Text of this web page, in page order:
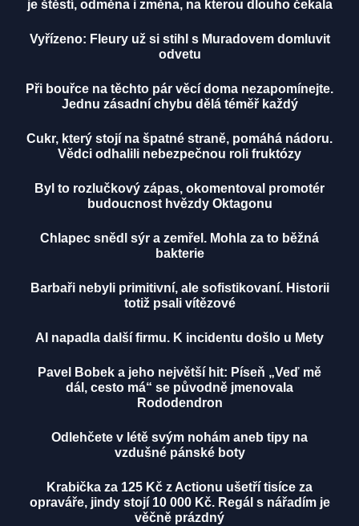
je štěstí, odměna i změna, na kterou dlouho čekala
Vyřízeno: Fleury už si stihl s Muradovem domluvit
odvetu
Při bouřce na těchto pár věcí doma nezapomínejte.
Jednu zásadní chybu dělá téměř každý
Cukr, který stojí na špatné straně, pomáhá nádoru.
Vědci odhalili nebezpečnou roli fruktózy
Byl to rozlučkový zápas, okomentoval promotér
budoucnost hvězdy Oktagonu
Chlapec snědl sýr a zemřel. Mohla za to běžná
bakterie
Barbaři nebyli primitivní, ale sofistikovaní. Historii
totiž psali vítězové
AI napadla další firmu. K incidentu došlo u Mety
Pavel Bobek a jeho největší hit: Píseň „Veď mě
dál, cesto má“ se původně jmenovala
Rododendron
Odlehčete v létě svým nohám aneb tipy na
vzdušné pánské boty
Krabička za 125 Kč z Actionu ušetří tisíce za
opraváře, jindy stojí 10 000 Kč. Regál s nářadím je
věčně prázdný